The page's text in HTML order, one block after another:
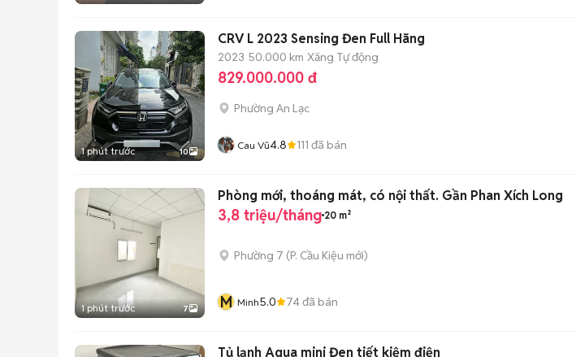
1 phút trước 10
CRV L 2023 Sensing Đen Full Hãng
2023 50.000 km Xăng Tự động
829.000.000 đ
Phường An Lạc
Cau Vũ4.8 111 đã bán
1 phút trước 7
Phòng mới, thoáng mát, có nội thất. Gần Phan Xích Long
3,8 triệu/tháng 20 m²
Phường 7 (P. Cầu Kiệu mới)
M Minh5.0 74đã bán
Tủ lạnh Aqua mini Đen tiết kiệm điện